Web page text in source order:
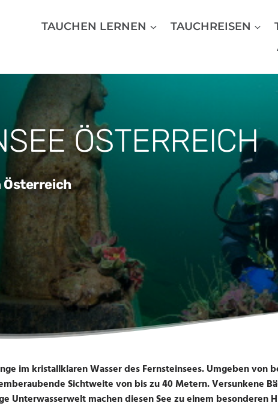
TAUCHEN LERNEN TAUCHREISEN
ÖSTERREICH
Österreich
im kristallklaren Wasser des Fernsteinsees. Umgeben von
Sichtweite von bis zu 40 Metern. Versunkene
Unterwasserwelt machen diesen See zu einem besonderen